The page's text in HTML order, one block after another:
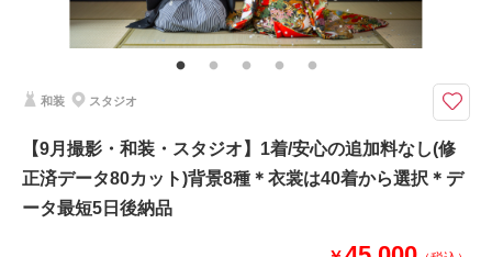
雨天時は安心の日程変更料なし!!AMPM貸切なのでスタジオプランへ変更も
OK!!和装ロケ撮影地⇒偕楽園・常磐神社・筑波山神社・弘道館・七ツ洞公園
よりご提案しております。 その他にも思い出の場所、ご実家で撮影などお
おります。是非、他社様のプラン内容と、よく比較してください♪
和装 白無垢or色打掛1着 紋付羽織袴1着
美容 新婦ヘアメイク着付け
和装 スタジオ
【9月撮影・和装・スタジオ】1着/安心の追加料なし(修
正済データ80カット)背景8種＊衣裳は40着から選択＊デ
ータ最短5日後納品